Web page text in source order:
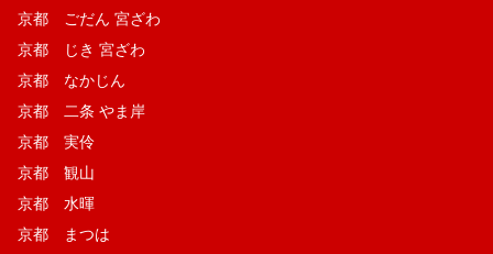
京都 ごだん 宮ざわ
京都 じき 宮ざわ
京都 なかじん
京都 二条 やま岸
京都 実伶
京都 観山
京都 水暉
京都 まつは